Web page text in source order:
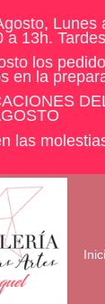
Lunes
a 13h.
los
en la
las